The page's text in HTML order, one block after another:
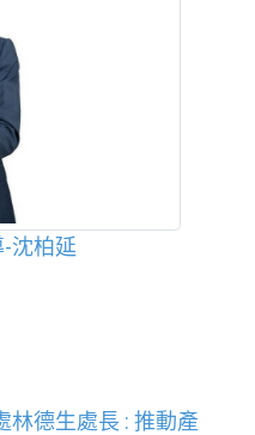
沈柏延
林德生處長 : 推動產